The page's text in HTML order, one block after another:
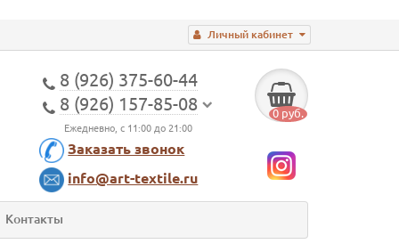
Личный кабинет
8 (926) 375-60-44
8 (926) 157-85-08
Ежедневно, с 11:00 до 21:00
Заказать звонок
info@art-textile.ru
0 руб.
Контакты